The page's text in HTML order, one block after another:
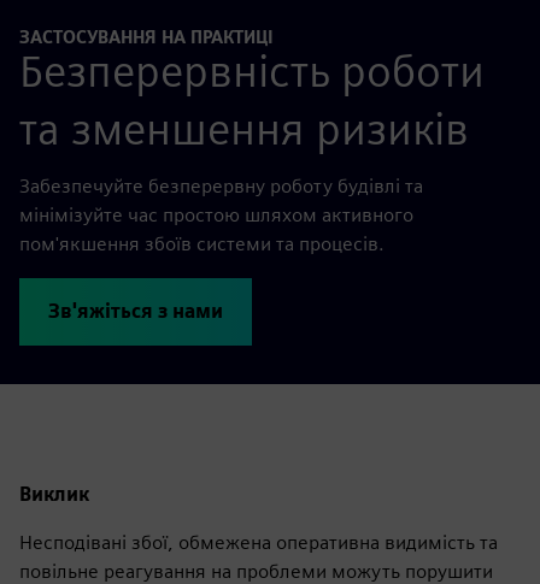
ЗАСТОСУВАННЯ НА ПРАКТИЦІ
Безперервність роботи
та зменшення ризиків
Забезпечуйте безперервну роботу будівлі та
мінімізуйте час простою шляхом активного
пом'якшення збоїв системи та процесів.
Зв'яжіться з нами
Виклик
Несподівані збої, обмежена оперативна видимість та
повільне реагування на проблеми можуть порушити